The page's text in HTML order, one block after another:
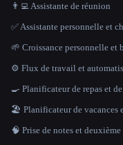
👨‍💻 Assistante de réunion
✅ Assistante personnelle et
🌱 Croissance personnelle et
⚙️ Flux de travail et
🍳 Planificateur de repas et
🏖 Planificateur de vacances
🧠 Prise de notes et deuxième